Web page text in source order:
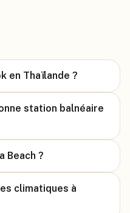
en Thaïlande ?
station balnéaire
Beach ?
climatiques à